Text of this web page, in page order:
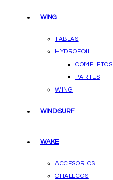
WING
TABLAS
HYDROFOIL
COMPLETOS
PARTES
WING
WINDSURF
WAKE
ACCESORIOS
CHALECOS